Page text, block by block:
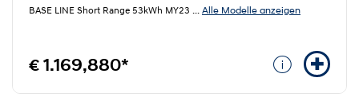
BASE LINE Short Range 53kWh MY23 ... Alle Modelle anzeigen
€ 1.169,880*